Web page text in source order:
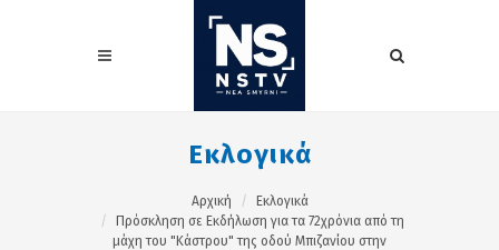
Εκλογικά
Αρχική
Εκλογικά
Πρόσκληση σε Εκδήλωση για τα 72χρόνια από τη
μάχη του "Κάστρου" της οδού Μπιζανίου στην